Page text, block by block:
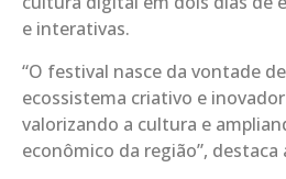
e interativas.
“O festival nasce da vontade
ecossistema criativo e
valorizando a cultura e
econômico da região”, destaca